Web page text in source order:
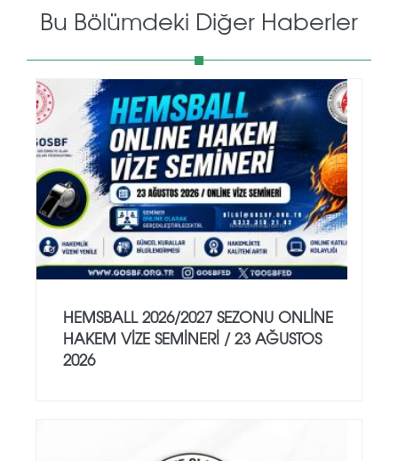
Bu Bölümdeki Diğer Haberler
HEMSBALL 2026/2027 SEZONU ONLİNE
HAKEM VİZE SEMİNERİ / 23 AĞUSTOS
2026